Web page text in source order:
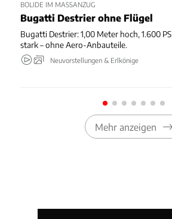
BOLIDE IM MASSANZUG
Bugatti Destrier ohne Flügel
Bugatti Destrier: 1,00 Meter hoch, 1.600 PS
stark – ohne Aero-Anbauteile.
Neuvorstellungen & Erlkönige
Mehr anzeigen